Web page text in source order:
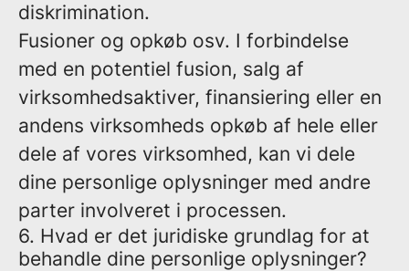
diskrimination.
Fusioner og opkøb osv. I forbindelse
med en potentiel fusion, salg af
virksomhedsaktiver, finansiering eller en
andens virksomheds opkøb af hele eller
dele af vores virksomhed, kan vi dele
dine personlige oplysninger med andre
parter involveret i processen.
6. Hvad er det juridiske grundlag for at
behandle dine personlige oplysninger?